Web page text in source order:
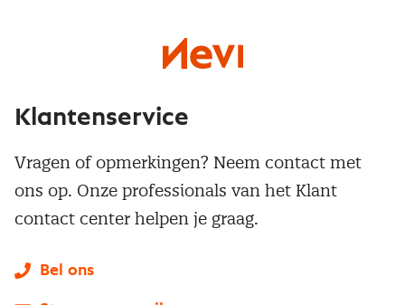
Klantenservice
Vragen of opmerkingen? Neem contact met
ons op. Onze professionals van het Klant
contact center helpen je graag.
Bel ons